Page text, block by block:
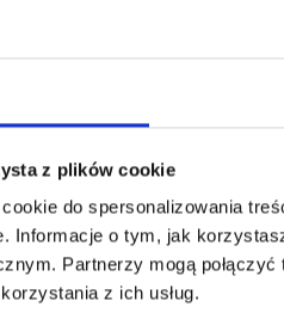
z plików cookie
do spersonalizowania
Informacje o tym, jak
Partnerzy mogą
z ich usług.